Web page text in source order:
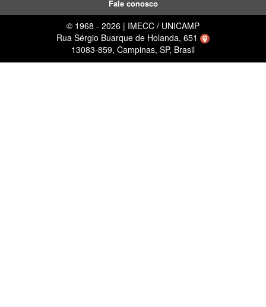
Fale conosco
© 1968 - 2026 | IMECC / UNICAMP
Rua Sérgio Buarque de Holanda, 651
13083-859, Campinas, SP, Brasil